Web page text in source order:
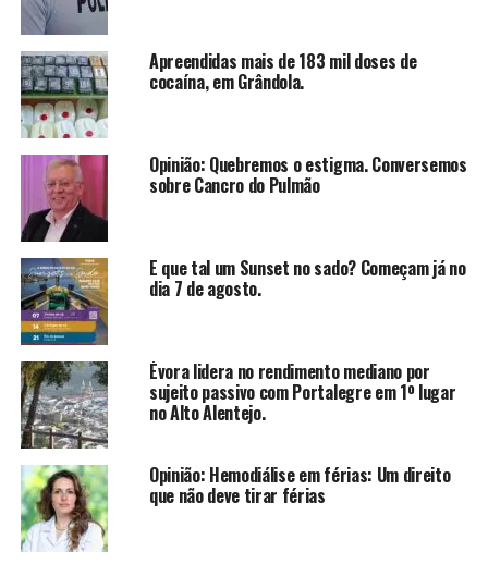
Apreendidas mais de 183 mil doses de
cocaína, em Grândola.
Opinião: Quebremos o estigma. Conversemos
sobre Cancro do Pulmão
E que tal um Sunset no sado? Começam já no
dia 7 de agosto.
Évora lidera no rendimento mediano por
sujeito passivo com Portalegre em 1º lugar
no Alto Alentejo.
Opinião: Hemodiálise em férias: Um direito
que não deve tirar férias